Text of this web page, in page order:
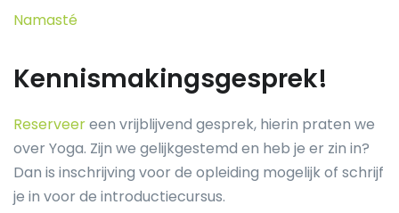
Namasté
Kennismakingsgesprek!
Reserveereen vrijblijvend gesprek, hierin praten we
over Yoga. Zijn we gelijkgestemd en heb je er zin in?
Dan is inschrijving voor de opleiding mogelijk of schrijf
je in voor de introductiecursus.